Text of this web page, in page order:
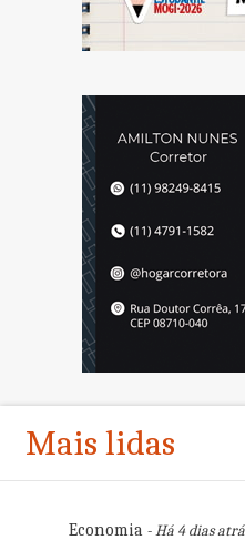
Mais lidas
Economia- Há 4 dias